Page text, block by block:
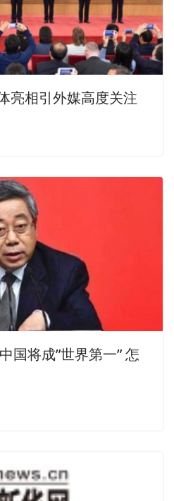
亮相引外媒高度关注
国将成”世界第一” 怎